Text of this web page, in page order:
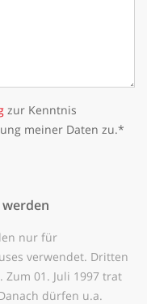
zur Kenntnis
meiner Daten zu.*
nur für
verwendet. Dritten
01. Juli 1997 trat
dürfen u.a.